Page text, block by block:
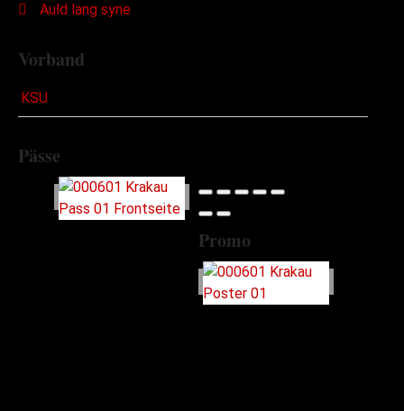
Auld lang syne
Vorband
KSU
Pässe
Promo